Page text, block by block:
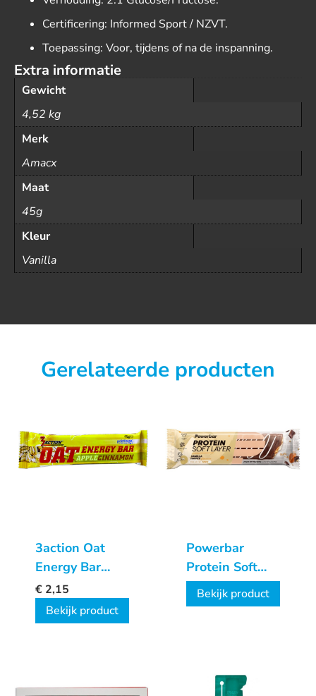
Certificering: Informed Sport / NZVT.
Toepassing: Voor, tijdens of na de inspanning.
Extra informatie
Gewicht
4,52 kg
Merk
Amacx
Maat
45g
Kleur
Vanilla
Gerelateerde producten
3action Oat
Energy Bar
Apple
Cinnamon
€ 2,15
Bekijk product
Powerbar
Protein Soft
Layer
Bekijk product